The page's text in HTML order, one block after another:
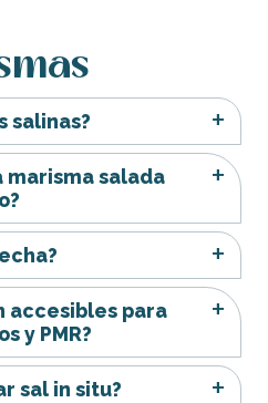
salinas?
marisma salada
accesibles para
y PMR?
sal in situ?